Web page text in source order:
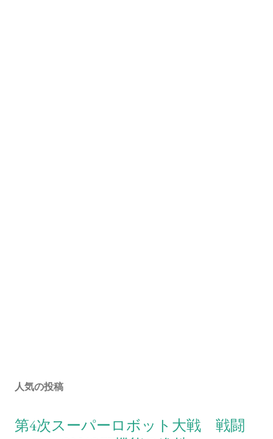
人気の投稿
第4次スーパーロボット大戦 戦闘